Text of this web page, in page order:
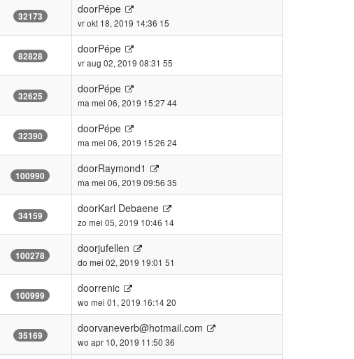
32173
doorPépe
vr okt 18, 2019 14:36 15
82828
doorPépe
vr aug 02, 2019 08:31 55
32625
doorPépe
ma mei 06, 2019 15:27 44
32390
doorPépe
ma mei 06, 2019 15:26 24
100990
doorRaymond1
ma mei 06, 2019 09:56 35
34159
doorKarl Debaene
zo mei 05, 2019 10:46 14
100278
doorjufellen
do mei 02, 2019 19:01 51
100999
doorrenic
wo mei 01, 2019 16:14 20
35169
doorvaneverb@hotmail.com
wo apr 10, 2019 11:50 36